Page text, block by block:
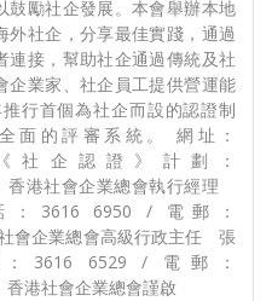
鼓勵社企發展。本會舉辦本地
社企，分享最佳實踐，通過
連接，幫助社企通過傳統及社
企業家、社企員工提供營運能
行首個為社企而設的認證制
面的評審系統。 網址：
；《社企認證》計劃：
港社會企業總會執行經理
3616 6950 / 電郵：
會企業總會高級行政主任 張
3616 6529 / 電郵：
港社會企業總會謹啟